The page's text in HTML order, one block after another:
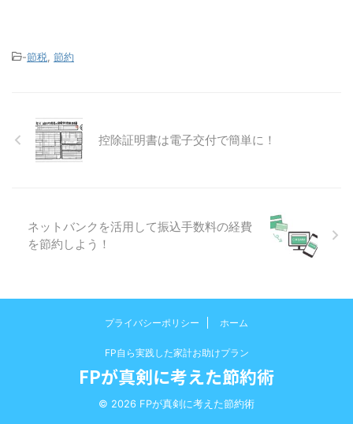
-節税 節約
控除証明書は電子交付で簡単に！
ネットバンクを活用して振込手数料の経費
を節約しよう！
プライバシーポリシー ホーム
FP自ら実践した家計お助けプラン
FPが真剣に考えた節約術
© 2026 FPが真剣に考えた節約術